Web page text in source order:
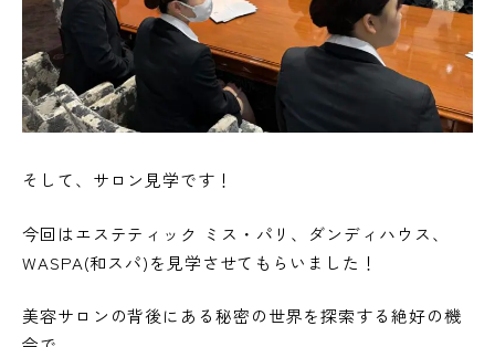
そして、サロン見学です！
今回はエステティック ミス・パリ、ダンディハウス、
WASPA(和スパ)を見学させてもらいました！
美容サロンの背後にある秘密の世界を探索する絶好の機